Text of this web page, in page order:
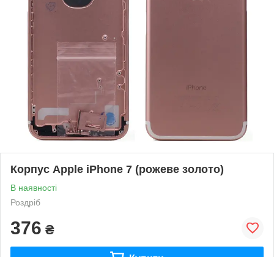
Корпус Apple iPhone 7 (рожеве золото)
В наявності
Роздріб
376 ₴